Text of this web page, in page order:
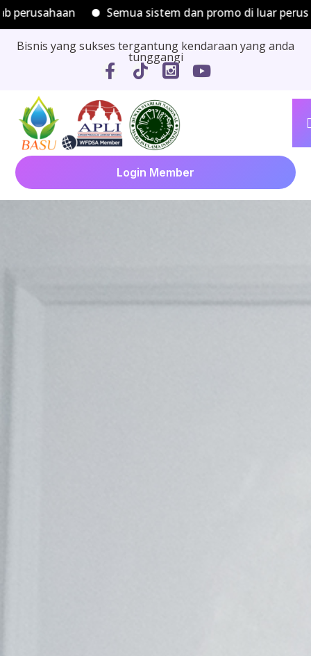
Semua sistem dan promo di luar perusahaan
Bisnis yang sukses tergantung kendaraan yang anda
tunggangi
Login Member